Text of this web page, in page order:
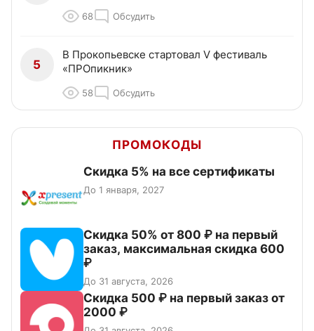
68 Обсудить
5
В Прокопьевске стартовал V фестиваль
«ПРОпикник»
58 Обсудить
ПРОМОКОДЫ
Скидка 5% на все сертификаты
До 1 января, 2027
Скидка 50% от 800 ₽ на первый
заказ, максимальная скидка 600
₽
До 31 августа, 2026
Скидка 500 ₽ на первый заказ от
2000 ₽